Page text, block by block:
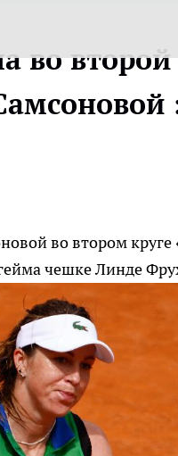
второй
во втором круге
чешке Линде